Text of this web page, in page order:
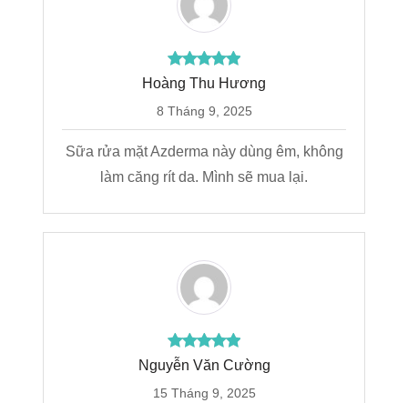
Hoàng Thu Hương
8 Tháng 9, 2025
Sữa rửa mặt Azderma này dùng êm, không
làm căng rít da. Mình sẽ mua lại.
Nguyễn Văn Cường
15 Tháng 9, 2025